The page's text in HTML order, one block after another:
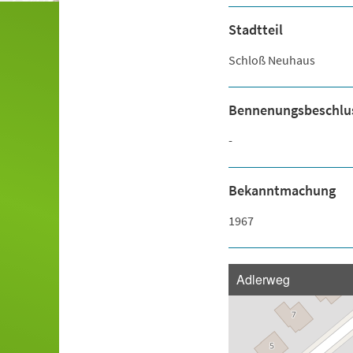
Stadtteil
Schloß Neuhaus
-
Bekanntmachung
1967
Adlerweg